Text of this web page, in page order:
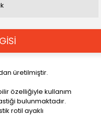
üretilmiştir.
özelliğiyle kullanım
bulunmaktadır.
rotil ayaklı